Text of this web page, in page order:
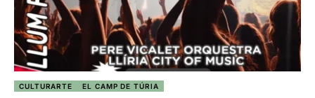
CULTURARTE EL CAMP DE TÚRIA